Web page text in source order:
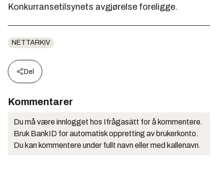
Konkurransetilsynets avgjørelse foreligge.
NETTARKIV
Del
Kommentarer
Du må være innlogget hos Ifrågasätt for å kommentere.
Bruk BankID for automatisk oppretting av brukerkonto.
Du kan kommentere under fullt navn eller med kallenavn.